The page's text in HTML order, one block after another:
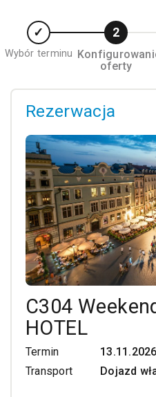
Wybór terminu
oferty
Rezerwacja
C304
HOTEL
Termin
Transport
Dojazd